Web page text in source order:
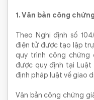
1. Văn bản công
Theo Nghị định số
điện tử được tạo lập
quy trình công
được quy định tại Luật
định pháp luật về giao
Văn bản công chứng